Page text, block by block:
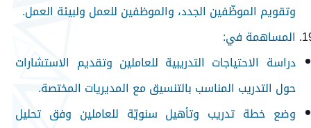
وتقويم الموظّفين الجدد، والموظفين للعمل ولبيئة العمل.
المساهمة في:
دراسة الاحتياجات التدريبية للعاملين وتقديم الاستشارات
حول التدريب المناسب بالتنسيق مع المديريات المختصة.
وضع خطة تدريب وتأهيل سنويّة للعاملين وفق تحليل